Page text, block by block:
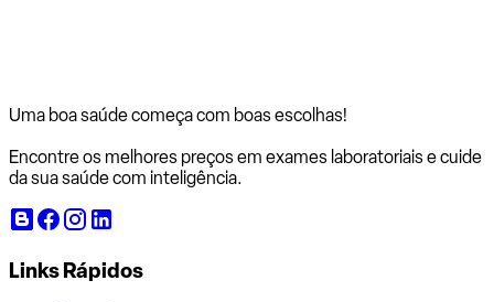
Uma boa saúde começa com boas escolhas!
Encontre os melhores preços em exames laboratoriais e cuide
da sua saúde com inteligência.
Links Rápidos